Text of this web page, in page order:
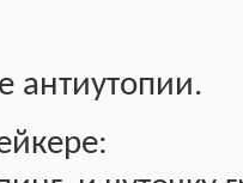
антиутопии.